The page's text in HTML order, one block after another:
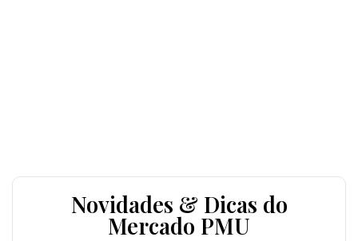
Novidades & Dicas do
Mercado PMU